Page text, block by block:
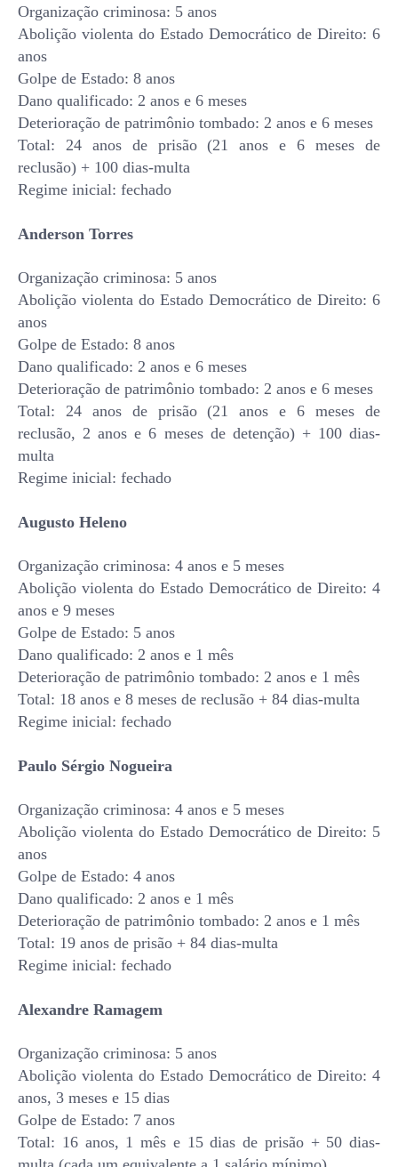
Organização criminosa: 5 anos
Abolição violenta do Estado Democrático de Direito: 6
anos
Golpe de Estado: 8 anos
Dano qualificado: 2 anos e 6 meses
Deterioração de patrimônio tombado: 2 anos e 6 meses
Total: 24 anos de prisão (21 anos e 6 meses de
reclusão) + 100 dias-multa
Regime inicial: fechado
Anderson Torres
Organização criminosa: 5 anos
Abolição violenta do Estado Democrático de Direito: 6
anos
Golpe de Estado: 8 anos
Dano qualificado: 2 anos e 6 meses
Deterioração de patrimônio tombado: 2 anos e 6 meses
Total: 24 anos de prisão (21 anos e 6 meses de
reclusão, 2 anos e 6 meses de detenção) + 100 dias-
multa
Regime inicial: fechado
Augusto Heleno
Organização criminosa: 4 anos e 5 meses
Abolição violenta do Estado Democrático de Direito: 4
anos e 9 meses
Golpe de Estado: 5 anos
Dano qualificado: 2 anos e 1 mês
Deterioração de patrimônio tombado: 2 anos e 1 mês
Total: 18 anos e 8 meses de reclusão + 84 dias-multa
Regime inicial: fechado
Paulo Sérgio Nogueira
Organização criminosa: 4 anos e 5 meses
Abolição violenta do Estado Democrático de Direito: 5
anos
Golpe de Estado: 4 anos
Dano qualificado: 2 anos e 1 mês
Deterioração de patrimônio tombado: 2 anos e 1 mês
Total: 19 anos de prisão + 84 dias-multa
Regime inicial: fechado
Alexandre Ramagem
Organização criminosa: 5 anos
Abolição violenta do Estado Democrático de Direito: 4
anos, 3 meses e 15 dias
Golpe de Estado: 7 anos
Total: 16 anos, 1 mês e 15 dias de prisão + 50 dias-